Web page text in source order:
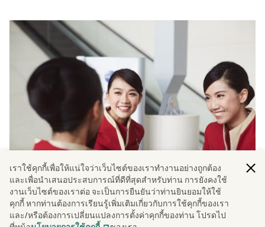
ติดต่อเรา
ดูเพิ่มเติม
เราใช้คุกกี้เพื่อให้แน่ใจว่าเว็บไซต์ของเราทํางานอย่างถูกต้อง
และเพื่อนําเสนอประสบการณ์ที่ดีที่สุดสําหรับท่าน การยังคงใช้
งานเว็บไซต์ของเราต่อ จะเป็นการยืนยันว่าท่านยินยอมให้ใช้
คุกกี้ หากท่านต้องการเรียนรู้เพิ่มเติมเกี่ยวกับการใช้คุกกี้ของเรา
และ/หรือต้องการเปลี่ยนแปลงการตั้งค่าคุกกี้ของท่าน โปรดไป